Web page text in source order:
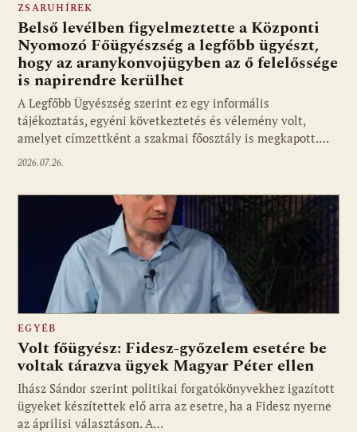
ZSARUHÍREK
Belső levélben figyelmeztette a Központi
Nyomozó Főügyészség a legfőbb ügyészt,
hogy az aranykonvojügyben az ő felelőssége
is napirendre kerülhet
A Legfőbb Ügyészség szerint ez egy informális
tájékoztatás, egyéni következtetés és vélemény volt,
amelyet címzettként a szakmai főosztály is megkapott.…
2026.07.26.
EGYÉB
Volt főügyész: Fidesz-győzelem esetére be
voltak tárazva ügyek Magyar Péter ellen
Ihász Sándor szerint politikai forgatókönyvekhez igazított
ügyeket készítettek elő arra az esetre, ha a Fidesz nyerne
az áprilisi választáson. A…